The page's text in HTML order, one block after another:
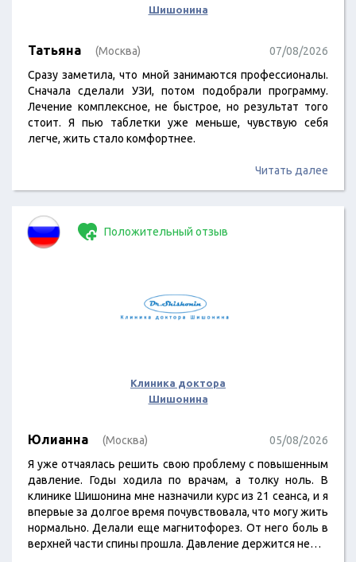
Шишонина
Татьяна (Москва)
07/08/2026
Сразу заметила, что мной занимаются профессионалы.
Сначала сделали УЗИ, потом подобрали программу.
Лечение комплексное, не быстрое, но результат того
стоит. Я пью таблетки уже меньше, чувствую себя
легче, жить стало комфортнее.
Читать далее
Положительный отзыв
Клиника доктора
Шишонина
Юлианна (Москва)
05/08/2026
Я уже отчаялась решить свою проблему с повышенным
давление. Годы ходила по врачам, а толку ноль. В
клинике Шишонина мне назначили курс из 21 сеанса, и я
впервые за долгое время почувствовала, что могу жить
нормально. Делали еще магнитофорез. От него боль в
верхней части спины прошла. Давление держится не…